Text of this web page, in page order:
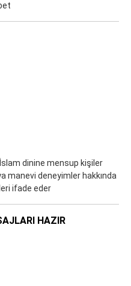
dinine mensup kişiler
manevi deneyimler hakkında
ifade eder
HAZIR